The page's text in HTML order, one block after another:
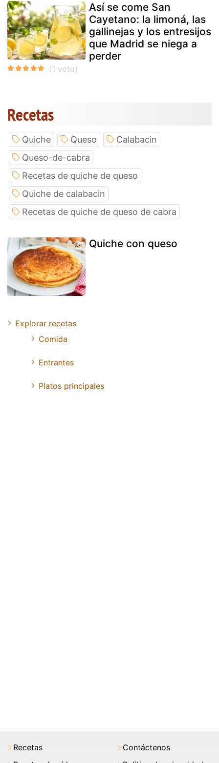
Así se come San
Cayetano: la limoná, las
gallinejas y los entresijos
que Madrid se niega a
perder
Recetas
Quiche Queso
Calabacin
Queso-de-cabra
Recetas de quiche de queso
Quiche de calabacin
Recetas de quiche de queso de cabra
Quiche con queso
Explorar recetas
Comida
Entrantes
Platos principales
Recetas
Contáctenos